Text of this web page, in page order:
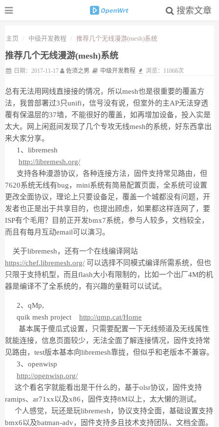
搜索文章
主页 中级开发教程 推荐几个无线漫游(mesh)系统
推荐几个无线漫游(mesh)系统
日期：2017-11-17 佐须之男 中级开发教程 浏览：11068次
总有无法用网线直接接的情况，所以mesh也是很重要的覆盖方
法，我曾部署过3只unifi，信号没有说，但室外的主AP无法穿透
覆有保温层的37墙，不能很好的覆盖，如再增加设备，投入实是
太大。网上闲逛间发现了几个专攻无线mesh的系统，好东西拿出
来大家分享。
1、libremesh
http://libremesh.org/
支持各种漫游协议，各种连接方法，固件支持常见路由，但
7620系统无线有bug，mini系统有简易配置页面，全系统可设置
更改全面协议，理论上只要设备足，覆盖一个城都没有问题，开
发者也正是出于共享目的，也提出顾虑，如果都这样连网了，要
ISP有个毛用？目前正开发bmx7系统，参与人较多，文档较全，
而且有每月互动email可以演习。
关于libremesh，还有一个在线编译网站
https://chef.libremesh.org/ 可以选择不同模式编译所需系统，但也
只限于支持机型，而且flash大小有限制的，比如一个出厂4M的机
器是编译不了全系统的，有兴趣的童鞋可以试试。
2、qMp,
quik mesh project http://qmp.cat/Home
基本属于傻瓜式设置，只需要配置一下无线频道及无线属性
就能连接，信息页面较少，无法全面了解连接情况，固件支持常
见路由，test版本基本向libremesh靠拢，但似乎和老版本不兼容。
3、openwisp
http://openwisp.org/
这个看名字就能看出是干什么的，基于olsr协议，固件支持
ramips、ar71xx以及x86，固件支持8M以上，太大懒的测试。
个人感觉，玩还是玩libremesh，协议支持全面，基础设置支持
bmx6以及batman-adv，固件支持多且技术支持团队、文档全面。